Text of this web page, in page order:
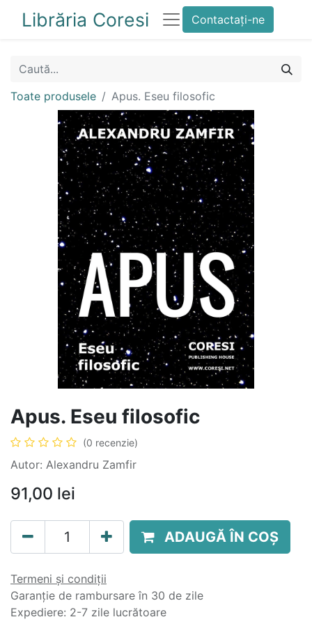
Librăria Coresi Contactați-ne
Toate produsele Apus. Eseu filosofic
Apus. Eseu filosofic
(0 recenzie)
Autor: Alexandru Zamfir
91,00 lei
ADAUGĂ ÎN COȘ
Termeni și condiții
Garanție de rambursare în 30 de zile
Expediere: 2-7 zile lucrătoare